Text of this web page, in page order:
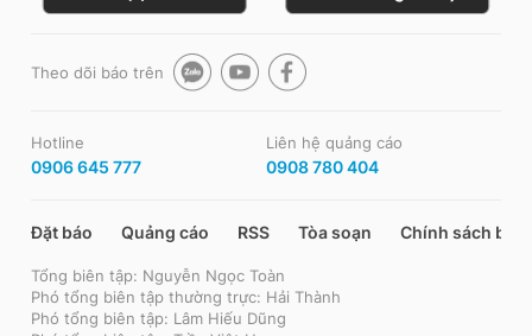
Theo dõi báo trên
Hotline
0906 645 777
Liên hệ quảng cáo
0908 780 404
Đặt báo Quảng cáo RSS Tòa soạn Chính sách bảo
Tổng biên tập: Nguyễn Ngọc Toàn
Phó tổng biên tập thường trực: Hải Thành
Phó tổng biên tập: Lâm Hiếu Dũng